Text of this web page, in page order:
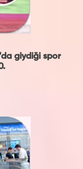
giydiği spor